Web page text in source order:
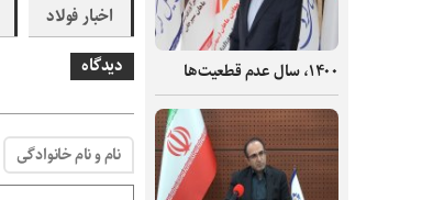
۱۴۰۰، سال عدم قطعیت‌ها
اخبار فولاد
دیدگاه
نام و نام خانوادگی